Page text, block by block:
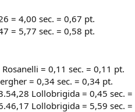
= 4,00 sec. = 0,67 pt.
= 5,77 sec. = 0,58 pt.
= 0,11 sec. = 0,11 pt.
= 0,34 sec. = 0,34 pt.
Lollobrigida = 0,45 sec. =
Lollobrigida = 5,59 sec. =